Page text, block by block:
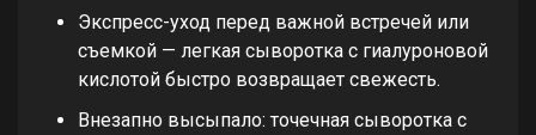
Экспресс-уход перед важной встречей или
съемкой — легкая сыворотка с гиалуроновой
кислотой быстро возвращает свежесть.
Внезапно высыпало: точечная сыворотка с